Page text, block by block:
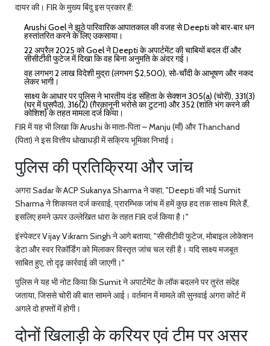
दायर की। FIR के मुख्य बिंदु इस प्रकार हैं:
Arushi Goel ने झूठे पारिवारिक आपातकाल की वजह से Deepti को बार‑बार धन
हस्तांतरित करने के लिए उकसाया।
22 अप्रैल 2025 को Goel ने Deepti के अपार्टमेंट की चाबियों बदल दीं और
सीसीटीवी फुटेज में दिखा कि वह बिना अनुमति के अंदर गई।
वह लगभग ₹2 लाख विदेशी मुद्रा (लगभग $2,500), सो‑चाँदी के आभूषण और नकद
लेकर भागी।
साक्ष्य के आधार पर पुलिस ने भारतीय दंड संहिता के सेक्शन 305(a) (चोरी), 331(3)
(घर में घुसपैठ), 316(2) (ग़ैरक़ानूनी भरोसे का टुटना) और 352 (शांति भंग करने की
कोशिश) के तहत मामला दर्ज किया।
FIR में यह भी लिखा कि Arushi के माता‑पिता –Manju (माँ) औरThanchand
(पिता) ने इस वित्तीय धोखाधड़ी में सक्रिय भूमिका निभाई।
पुलिस की प्रतिक्रिया और जांच
अगरा Sadar के ACP Sukanya Sharmaने कहा, "Deepti की भाई Sumit
Sharma ने शिकायत दर्ज करवाई, प्रारम्भिक जांच में हमें कुछ हद तक साक्ष्य मिले हैं,
इसलिए हमने ऊपर उल्लेखित धारा के तहत FIR दर्ज किया है।"
इंस्पेक्टरVijay Vikram Singh ने आगे बताया, "सीसीटीवी फुटेज, मोबाइल लोकेशन
डेटा और स्वर रिकॉर्डिंग को मिलाकर विस्तृत जांच चल रही है। यदि साक्ष्य मजबूत
साबित हुए, तो दृढ़ कार्रवाई की जाएगी।"
पुलिस ने यह भी नोट किया कि Sumit ने अपार्टमेंट के लॉक बदलने पर तुरंत संदेह
जताया, जिससे चोरी की बात सामने आई। वर्तमान में मामले की सुनवाई अगरा कोर्ट में
अगले दो हफ्तों में होगी।
दोनों खिलाड़ी के करियर एवं टीम पर असर